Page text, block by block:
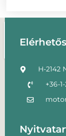
H-2142
+36-